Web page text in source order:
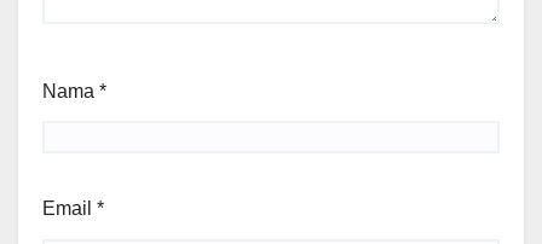
Nama *
Email *